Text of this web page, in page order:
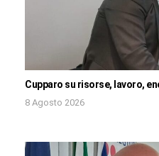
Cupparo su risorse, lavoro,
8 Agosto 2026